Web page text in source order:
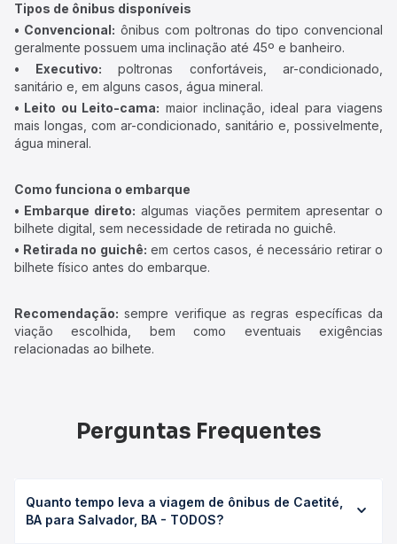
Tipos de ônibus disponíveis
• Convencional: ônibus com poltronas do tipo convencional
geralmente possuem uma inclinação até 45º e banheiro.
• Executivo: poltronas confortáveis, ar-condicionado,
sanitário e, em alguns casos, água mineral.
• Leito ou Leito-cama: maior inclinação, ideal para viagens
mais longas, com ar-condicionado, sanitário e, possivelmente,
água mineral.
Como funciona o embarque
• Embarque direto: algumas viações permitem apresentar o
bilhete digital, sem necessidade de retirada no guichê.
• Retirada no guichê: em certos casos, é necessário retirar o
bilhete físico antes do embarque.
Recomendação: sempre verifique as regras específicas da
viação escolhida, bem como eventuais exigências
relacionadas ao bilhete.
Perguntas Frequentes
Quanto tempo leva a viagem de ônibus de Caetité,
BA para Salvador, BA - TODOS?